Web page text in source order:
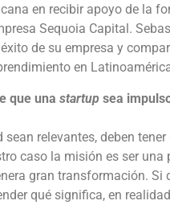
en recibir apoyo de la
Sequoia Capital.
de su empresa y
en
que una startup sea
sean relevantes, deben
caso la misión es ser una
gran transformación. Si
qué significa, en